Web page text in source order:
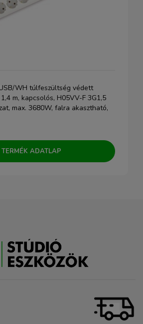
WH túlfeszültség védett
m, kapcsolós, H05VV-F 3G1,5
max. 3680W, falra akasztható,
TERMÉK ADATLAP